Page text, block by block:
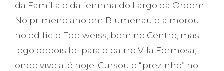
da Família e da feirinha do Largo da Ordem.
No primeiro ano em Blumenau ela morou
no edifício Edelweiss, bem no Centro, mas
logo depois foi para o bairro Vila Formosa,
onde vive até hoje. Cursou o “prezinho” no